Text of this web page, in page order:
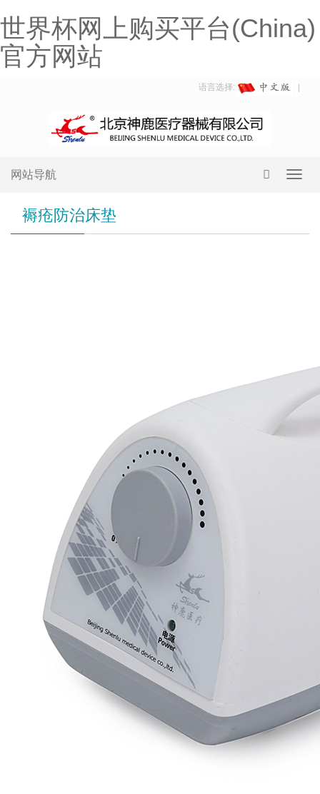
世界杯网上购买平台(China)
官方网站
语言选择:
网站导航
褥疮防治床垫